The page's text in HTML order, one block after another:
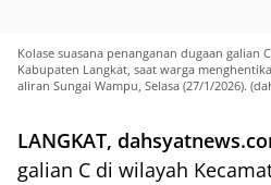
Kolase suasana penanganan dugaan galian
Kabupaten Langkat, saat warga
aliran Sungai Wampu, Selasa (27/1/2026).
LANGKAT,
galian C di wilayah